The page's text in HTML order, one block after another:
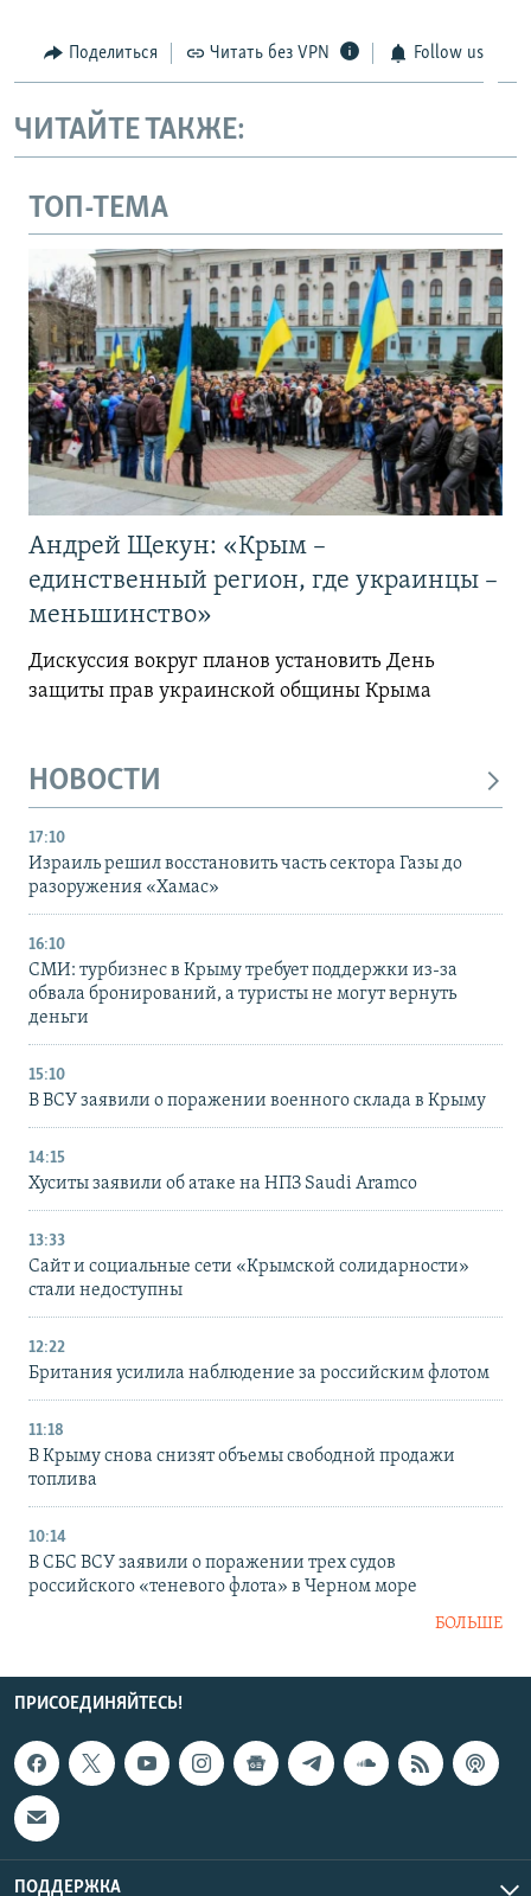
Поделиться Читать без VPN Follow us
ЧИТАЙТЕ ТАКЖЕ:
ТОП-ТЕМА
Андрей Щекун: «Крым –
единственный регион, где украинцы –
меньшинство»
Дискуссия вокруг планов установить День
защиты прав украинской общины Крыма
НОВОСТИ
17:10
Израиль решил восстановить часть сектора Газы до
разоружения «Хамас»
16:10
СМИ: турбизнес в Крыму требует поддержки из-за
обвала бронирований, а туристы не могут вернуть
деньги
15:10
В ВСУ заявили о поражении военного склада в Крыму
14:15
Хуситы заявили об атаке на НПЗ Saudi Aramco
13:33
Сайт и социальные сети «Крымской солидарности»
стали недоступны
12:22
Британия усилила наблюдение за российским флотом
11:18
В Крыму снова снизят объемы свободной продажи
топлива
10:14
В СБС ВСУ заявили о поражении трех судов
российского «теневого флота» в Черном море
БОЛЬШЕ
ПРИСОЕДИНЯЙТЕСЬ!
ПОДДЕРЖКА